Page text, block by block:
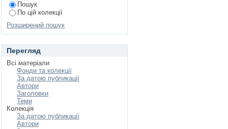
Пошук
По цій колекції
Розширений пошук
Перегляд
Всі матеріали
Фонди та колекції
За датою публикації
Автори
Заголовки
Теми
Колекція
За датою публикації
Автори